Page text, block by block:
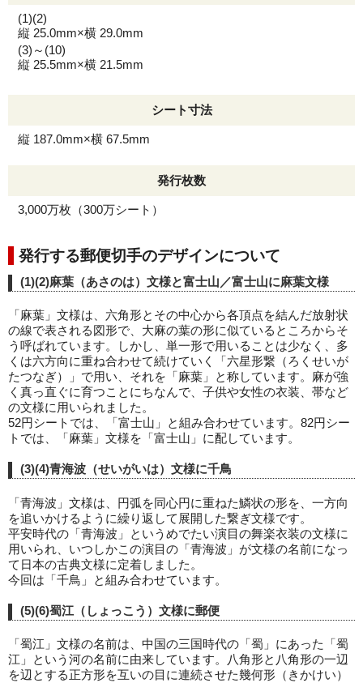
(1)(2)
縦 25.0mm×横 29.0mm
(3)～(10)
縦 25.5mm×横 21.5mm
シート寸法
縦 187.0mm×横 67.5mm
発行枚数
3,000万枚（300万シート）
発行する郵便切手のデザインについて
(1)(2)麻葉（あさのは）文様と富士山／富士山に麻葉文様
「麻葉」文様は、六角形とその中心から各頂点を結んだ放射状
の線で表される図形で、大麻の葉の形に似ているところからそ
う呼ばれています。しかし、単一形で用いることは少なく、多
くは六方向に重ね合わせて続けていく「六星形繋（ろくせいが
たつなぎ）」で用い、それを「麻葉」と称しています。麻が強
く真っ直ぐに育つことにちなんで、子供や女性の衣装、帯など
の文様に用いられました。
52円シートでは、「富士山」と組み合わせています。82円シー
トでは、「麻葉」文様を「富士山」に配しています。
(3)(4)青海波（せいがいは）文様に千鳥
「青海波」文様は、円弧を同心円に重ねた鱗状の形を、一方向
を追いかけるように繰り返して展開した繋ぎ文様です。
平安時代の「青海波」というめでたい演目の舞楽衣装の文様に
用いられ、いつしかこの演目の「青海波」が文様の名前になっ
て日本の古典文様に定着しました。
今回は「千鳥」と組み合わせています。
(5)(6)蜀江（しょっこう）文様に郵便
「蜀江」文様の名前は、中国の三国時代の「蜀」にあった「蜀
江」という河の名前に由来しています。八角形と八角形の一辺
を辺とする正方形を互いの目に連続させた幾何形（きかけい）